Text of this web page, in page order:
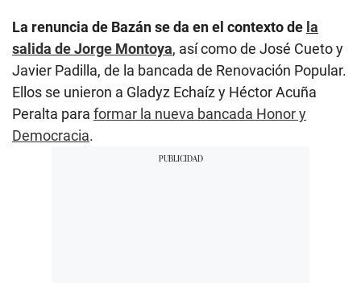
La renuncia de Bazán se da en el contexto de la
salida de Jorge Montoya, así como de José Cueto y
Javier Padilla, de la bancada de Renovación Popular.
Ellos se unieron a Gladyz Echaíz y Héctor Acuña
Peralta para formar la nueva bancada Honor y
Democracia.